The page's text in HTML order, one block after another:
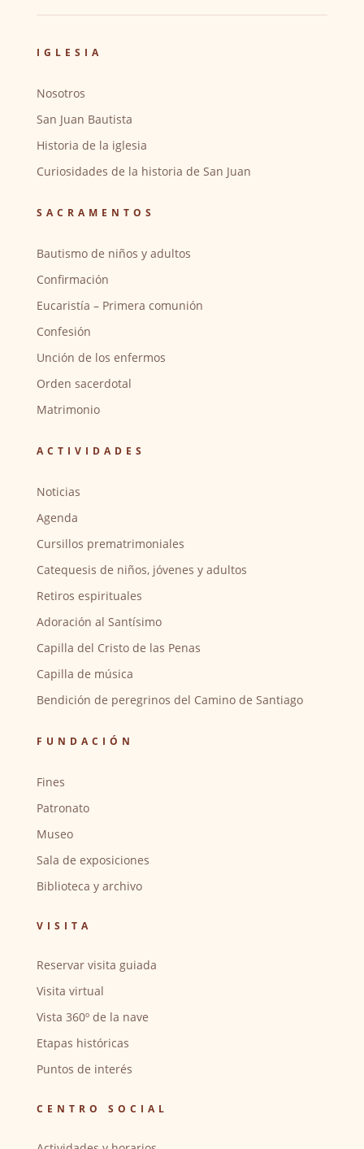
IGLESIA
Nosotros
San Juan Bautista
Historia de la iglesia
Curiosidades de la historia de San Juan
SACRAMENTOS
Bautismo de niños y adultos
Confirmación
Eucaristía – Primera comunión
Confesión
Unción de los enfermos
Orden sacerdotal
Matrimonio
ACTIVIDADES
Noticias
Agenda
Cursillos prematrimoniales
Catequesis de niños, jóvenes y adultos
Retiros espirituales
Adoración al Santísimo
Capilla del Cristo de las Penas
Capilla de música
Bendición de peregrinos del Camino de Santiago
FUNDACIÓN
Fines
Patronato
Museo
Sala de exposiciones
Biblioteca y archivo
VISITA
Reservar visita guiada
Visita virtual
Vista 360º de la nave
Etapas históricas
Puntos de interés
CENTRO SOCIAL